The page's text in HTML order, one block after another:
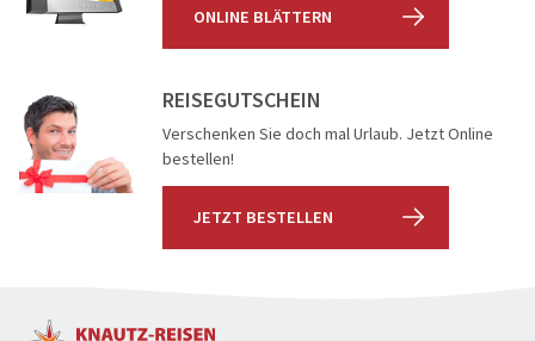
ONLINE BLÄTTERN
REISEGUTSCHEIN
Verschenken Sie doch mal Urlaub. Jetzt Online
bestellen!
JETZT BESTELLEN